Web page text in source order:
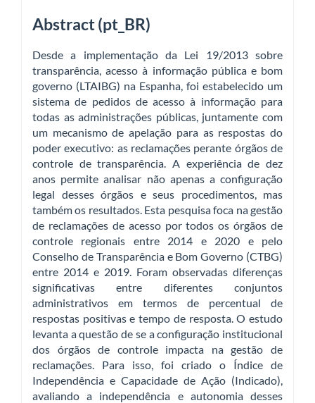
Abstract (pt_BR)
Desde a implementação da Lei 19/2013 sobre
transparência, acesso à informação pública e bom
governo (LTAIBG) na Espanha, foi estabelecido um
sistema de pedidos de acesso à informação para
todas as administrações públicas, juntamente com
um mecanismo de apelação para as respostas do
poder executivo: as reclamações perante órgãos de
controle de transparência. A experiência de dez
anos permite analisar não apenas a configuração
legal desses órgãos e seus procedimentos, mas
também os resultados. Esta pesquisa foca na gestão
de reclamações de acesso por todos os órgãos de
controle regionais entre 2014 e 2020 e pelo
Conselho de Transparência e Bom Governo (CTBG)
entre 2014 e 2019. Foram observadas diferenças
significativas entre diferentes conjuntos
administrativos em termos de percentual de
respostas positivas e tempo de resposta. O estudo
levanta a questão de se a configuração institucional
dos órgãos de controle impacta na gestão de
reclamações. Para isso, foi criado o Índice de
Independência e Capacidade de Ação (Indicado),
avaliando a independência e autonomia desses